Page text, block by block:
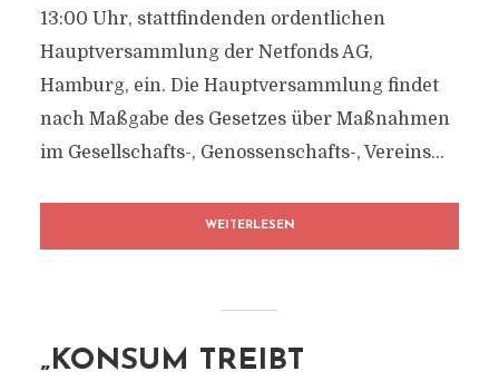
13:00 Uhr, stattfindenden ordentlichen
Hauptversammlung der Netfonds AG,
Hamburg, ein. Die Hauptversammlung findet
nach Maßgabe des Gesetzes über Maßnahmen
im Gesellschafts-, Genossenschafts-, Vereins...
WEITERLESEN
„KONSUM TREIBT